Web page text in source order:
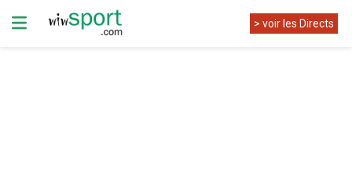
> voir les Directs